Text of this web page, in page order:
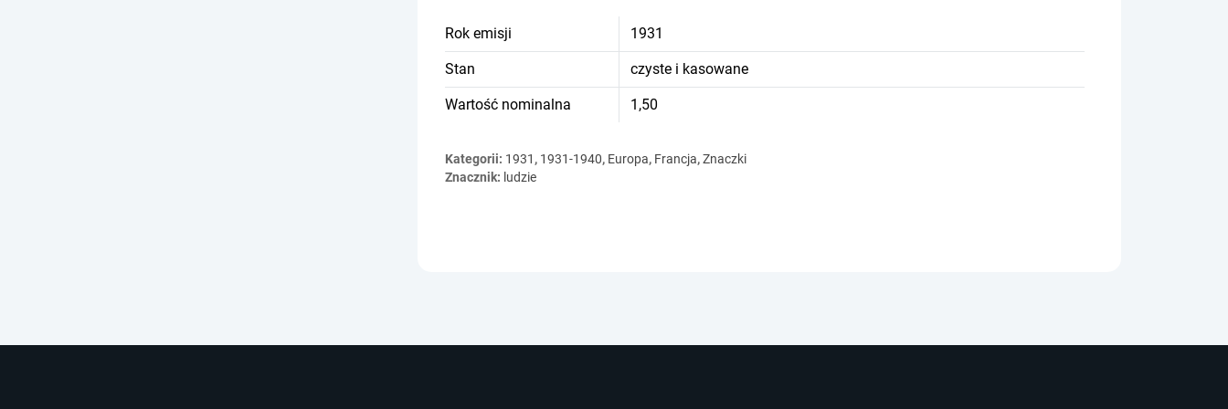
Rok emisji 1931
Stan czyste i kasowane
Wartość nominalna 1,50
Kategorii: 1931 , 1931-1940, Europa, Francja,Znaczki
Znacznik: ludzie